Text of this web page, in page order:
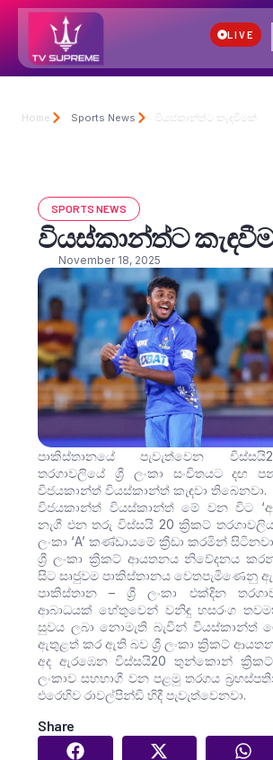
LIVE
Home Sports News වියස්කාන්ත්ට කැඳවීමක්
SPORTS NEWS
වියස්කාන්ත්ට
November 18, 2025
පාකිස්තානයේ පැවැත්වෙන
තරගාවලියේ ශ්‍රී ලංකා සංචිතයට දඟ
විජයකාන්ත් වියස්කාන්ත් කැඳවා තිබෙනවා.
විජයකාන්ත් වියස්කාන්ත් මේ වන විට
නැගී එන තරු විස්සයි 20 ක්‍රිකට්
ලංකා ‘A’ කණ්ඩායමේ ක්‍රීඩා කරමින්
ශ්‍රී ලංකා ක්‍රිකට් ආයතනය නිවේදනය
සිට සෘජුවම පාකිස්තානය වෙතපැමිණෙනු
පාකිස්තාන – ශ්‍රී ලංකා එක්දින
ආබාධයක් හේතුවෙන් වනිඳු හසරංග
සුවය ලබා නොමැති බැවින් වියස්කාන්ත්
ඇතුළත් කර ඇති බව ශ්‍රී ලංකා ක්‍රිකට්
අද ඇරඹෙන විස්සයි20 තුන්කොන් ක්‍රිකට්
ලංකාව සහභාගී වන පළමු තරගය
එරෙහිව රාවල්පින්ඩි හිදී පැවැත්වෙනවා.
Share